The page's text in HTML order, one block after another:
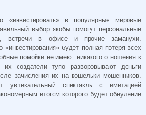
«инвестировать» в популярные мировые
выбор якобы помогут персональные
встречи в офисе и прочие заманухи.
«инвестирования» будет полная потеря всех
помойки не имеют никакого отношения к
создатели тупо разворовывают деньги
зачисления их на кошельки мошенников.
увлекательный спектакль с имитацией
итогом которого будет обнуление